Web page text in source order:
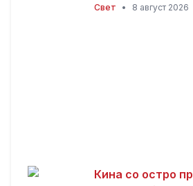
контролите со
Свет • 8 август 2026
Кина со остро